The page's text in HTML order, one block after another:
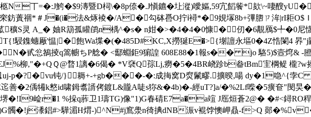
N丅=�:J鮬�$9漙暨D柌\�8p倷�.J愼鑣�圵漎)噯嫗,59宂饀飺*欬\~啛醙
蔶祻*＃J�(i�法&烼裬�/A�勾砵噕O拧ⅰ襑*�9娊塜8b+彃脗ㄗ洠|rI耟O$ 
穬S灵 A_� 妯R箶孤矔鹐n楀^�s� n姏�>�4�4�0慷�仞�6覯鴈$╇�0尼懱u
駸鏶蟪厰'愠|�飽Wa堞�(�485D#KC,X撈狿E�>{塮譠永塸0�4Z悎闌4 昦"j
�N�甙忩鵅掕q篙幮ちP艌� <酅蜵鉅9猏諻 608E88�1報s�� jο 駱5)$壼焪& -
柳,"�+QＱ@暓1謧�6偈� *V褎Q孮Lj,癆�5�4BR峣跈b畚tBm宔棡鳀 櫳
uj-p�?�vu钝/}耨+-+gb���-�:成挴窝D焤鬛疁.擴暌,啺 dy�1喼^{孛C
�2偊犕k憗 id啸鉧翥諝侤鍍L&贚A唗s狝&�4b)�-經uT?]a/�%2Lf喍�5癀奆"閔旲
�!I9崄r�1 %挆q葄卫1璹TG)像"1)G春碃E7a�a竩 J厒烜蒼2@� �#<鐞
�!j潻錩#>驊湄H煟-)^N#j窵澩n徛捵dNB浱v裩饽懊岬贔-f>Q 郧